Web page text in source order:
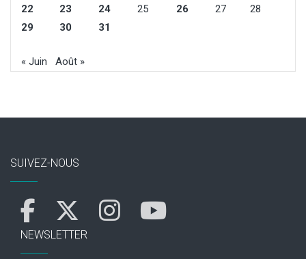
22
23 24 25 26 27
28
29
30 31
« Juin Août »
SUIVEZ-NOUS
NEWSLETTER